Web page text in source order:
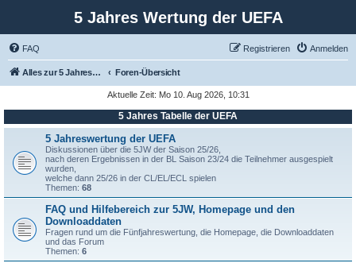
5 Jahres Wertung der UEFA
FAQ Anmelden
Registrieren
Alles zur 5 Jahreswertung / Tabelle der UEFA mit vielen Statistiken. Foren-Übersicht
Aktuelle Zeit: Mo 10. Aug 2026, 10:31
5 Jahres Tabelle der UEFA
5 Jahreswertung der UEFA
Diskussionen über die 5JW der Saison 25/26,
nach deren Ergebnissen in der BL Saison 23/24 die Teilnehmer ausgespielt
wurden,
welche dann 25/26 in der CL/EL/ECL spielen
Themen: 68
FAQ und Hilfebereich zur 5JW, Homepage und den
Downloaddaten
Fragen rund um die Fünfjahreswertung, die Homepage, die Downloaddaten
und das Forum
Themen: 6